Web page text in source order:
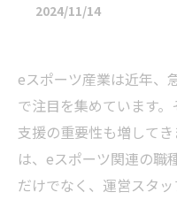
2024/11/14
eスポーツ産業は近年、
で注目を集めています
支援の重要性も増して
は、eスポーツ関連の職
だけでなく、運営スタ